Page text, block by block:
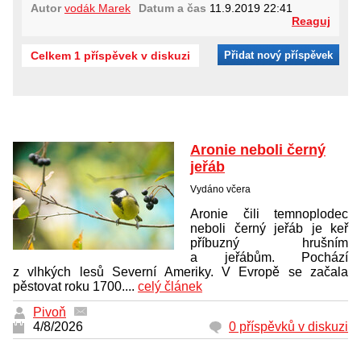
Autor vodák Marek Datum a čas 11.9.2019 22:41
Reaguj
Celkem 1 příspěvek v diskuzi Přidat nový příspěvek
Aronie neboli černý
jeřáb
Vydáno včera
Aronie čili temnoplodec
neboli černý jeřáb je keř
příbuzný hrušním
a jeřábům. Pochází
z vlhkých lesů Severní Ameriky. V Evropě se začala
pěstovat roku 1700.... celý článek
Pivoň
4/8/2026
0 příspěvků v diskuzi